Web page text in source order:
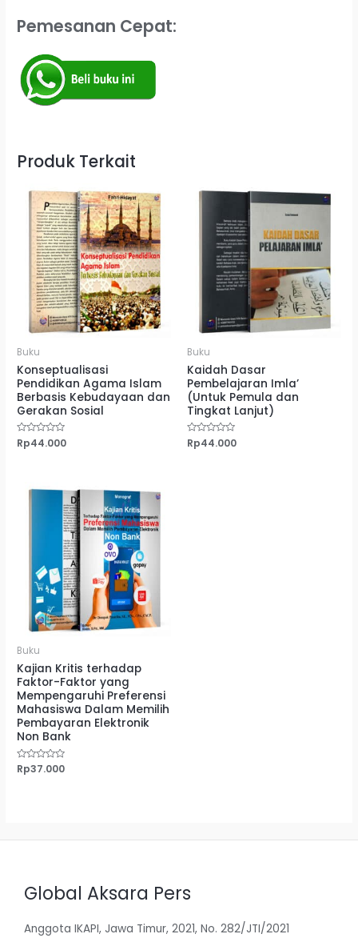
Pemesanan Cepat:
Produk Terkait
Buku
Konseptualisasi
Pendidikan Agama Islam
Berbasis Kebudayaan dan
Gerakan Sosial
Dinilai
0
Rp44.000
Buku
Kaidah Dasar
Pembelajaran Imla’
(Untuk Pemula dan
Tingkat Lanjut)
Dinilai
0
Rp44.000
Buku
Kajian Kritis terhadap
Faktor-Faktor yang
Mempengaruhi Preferensi
Mahasiswa Dalam Memilih
Pembayaran Elektronik
Non Bank
Dinilai
Rp37.000
Global Aksara Pers
Anggota IKAPI, Jawa Timur, 2021, No. 282/JTI/2021